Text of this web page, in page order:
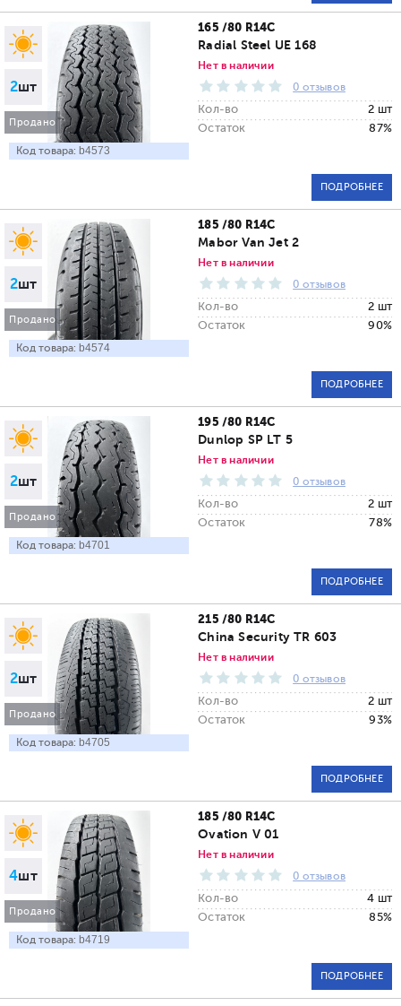
2шт
Продано
Код товара: b4573
165 /80 R14C
Radial Steel UE 168
Нет в наличии
0 отзывов
Кол-во
2 шт
Остаток
87%
ПОДРОБНЕЕ
2шт
Продано
Код товара: b4574
185 /80 R14C
Mabor Van Jet 2
Нет в наличии
0 отзывов
Кол-во
2 шт
Остаток
90%
ПОДРОБНЕЕ
2шт
Продано
Код товара: b4701
195 /80 R14C
Dunlop SP LT 5
Нет в наличии
0 отзывов
Кол-во
2 шт
Остаток
78%
ПОДРОБНЕЕ
2шт
Продано
Код товара: b4705
215 /80 R14C
China Security TR 603
Нет в наличии
0 отзывов
Кол-во
2 шт
Остаток
93%
ПОДРОБНЕЕ
4шт
Продано
Код товара: b4719
185 /80 R14C
Ovation V 01
Нет в наличии
0 отзывов
Кол-во
4 шт
Остаток
85%
ПОДРОБНЕЕ